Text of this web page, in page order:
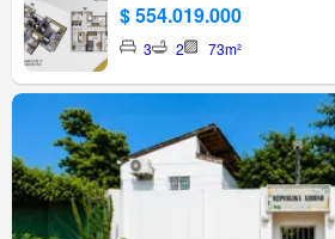
$ 554.019.000
3 2 73m²